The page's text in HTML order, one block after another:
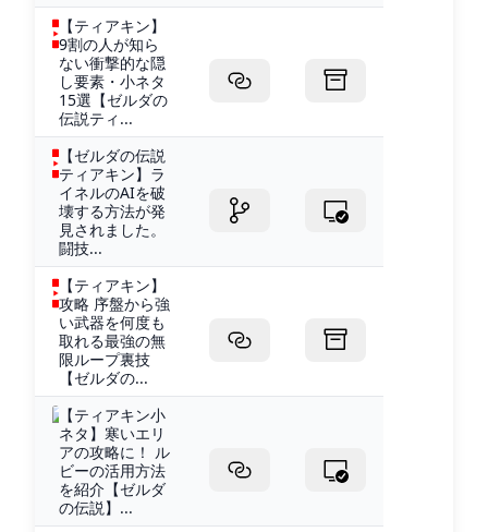
【ティアキン】
9割の人が知ら
ない衝撃的な隠
し要素・小ネタ
15選【ゼルダの
伝説ティ...
【ゼルダの伝説
ティアキン】ラ
イネルのAIを破
壊する方法が発
見されました。
闘技...
【ティアキン】
攻略 序盤から強
い武器を何度も
取れる最強の無
限ループ裏技
【ゼルダの...
【ティアキン小
ネタ】寒いエリ
アの攻略に！ ル
ビーの活用方法
を紹介【ゼルダ
の伝説】...